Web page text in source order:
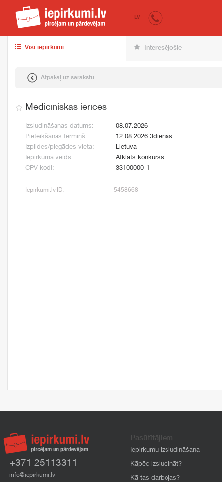
iepirkumi.lv
LV
Visi iepirkumi Interesējošie
Atpakaļ uz sarakstu
Medicīniskās ierīces
Izsludināšanas datums:
08.07.2026
Pieteikšanās termiņš:
12.08.2026 3dienas
Izpildes/piegādes vieta:
Lietuva
Iepirkuma veids:
Atklāts konkurss
CPV kodi:
33100000-1
Iepirkumi.lv ID: 5458668
+371 25113311
info@iepirkumi.lv
Pasūtītājiem
Iepirkumu izsludināšana
Kāpēc izsludināt?
Kā tas darbojas?